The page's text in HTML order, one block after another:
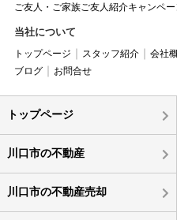
ご友人・ご家族ご友人紹介キャンペー
当社について
トップページ スタッフ紹介 会社
ブログ
お問合せ
トップページ
川口市の不動産
川口市の不動産売却